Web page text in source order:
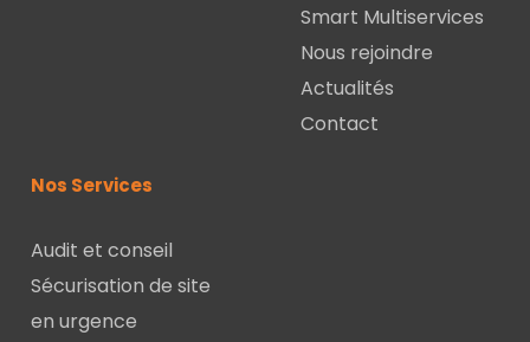
Smart Multiservices
Nous rejoindre
Actualités
Contact
Nos Services
Audit et conseil
Sécurisation de site
en urgence